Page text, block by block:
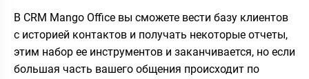
В CRM Mango Office вы сможете вести базу клиентов
с историей контактов и получать некоторые отчеты,
этим набор ее инструментов и заканчивается, но если
большая часть вашего общения происходит по